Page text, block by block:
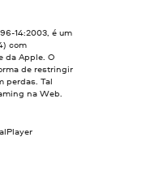
14:2003, é um
com
da Apple. O
de restringir
perdas. Tal
na Web.